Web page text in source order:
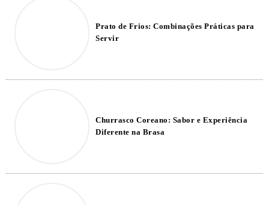
Prato de Frios: Combinações Práticas para
Servir
Churrasco Coreano: Sabor e Experiência
Diferente na Brasa